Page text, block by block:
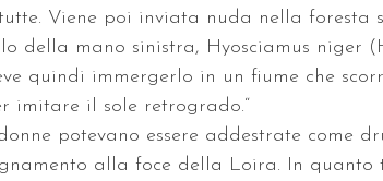
tutte. Viene poi inviata nuda nella foresta
della mano sinistra, Hyosciamus niger
quindi immergerlo in un fiume che
imitare il sole retrogrado.“
potevano essere addestrate come
alla foce della Loira. In quanto